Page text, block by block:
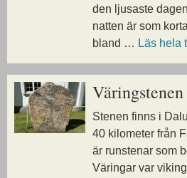
den ljusaste
natten är som
bland … Läs hela
Stenen finns i
40 kilometer från
är runstenar som
Väringar var